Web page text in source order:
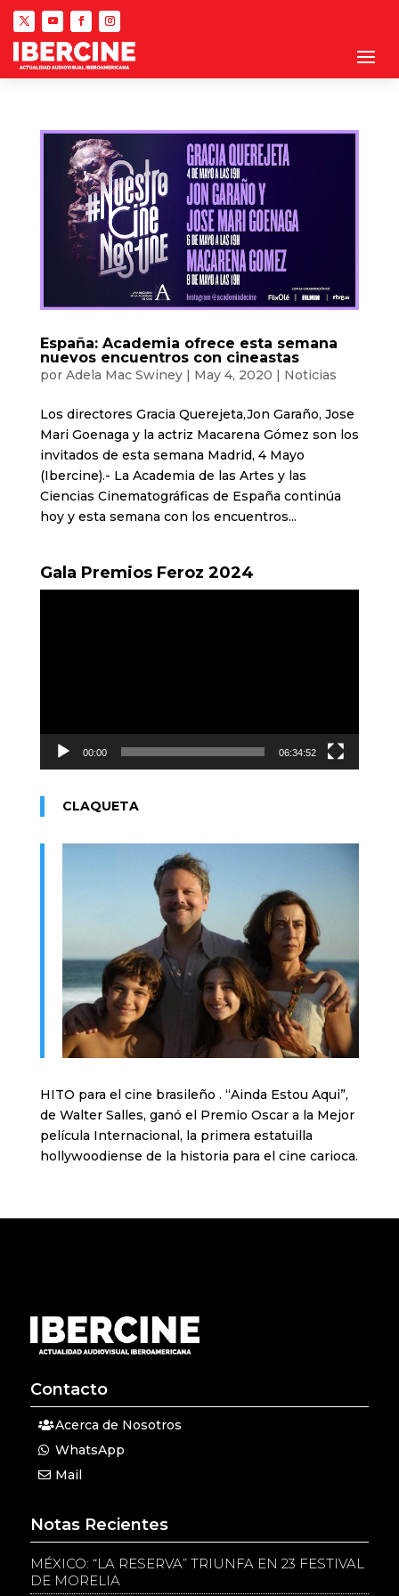
España: Academia ofrece esta semana
nuevos encuentros con cineastas
por Adela Mac Swiney| May 4, 2020 | Noticias
Los directores Gracia Querejeta,Jon Garaño, Jose
Mari Goenaga y la actriz Macarena Gómez son los
invitados de esta semana Madrid, 4 Mayo
(Ibercine).- La Academia de las Artes y las
Ciencias Cinematográficas de España continúa
hoy y esta semana con los encuentros...
Gala Premios Feroz 2024
00:00 06:34:52
CLAQUETA
HITO para el cine brasileño . “Ainda Estou Aqui”,
de Walter Salles, ganó el Premio Oscar a la Mejor
película Internacional, la primera estatuilla
hollywoodiense de la historia para el cine carioca.
Contacto
Acerca de Nosotros
WhatsApp
Mail
Notas Recientes
MÉXICO: “LA RESERVA” TRIUNFA EN 23 FESTIVAL
DE MORELIA